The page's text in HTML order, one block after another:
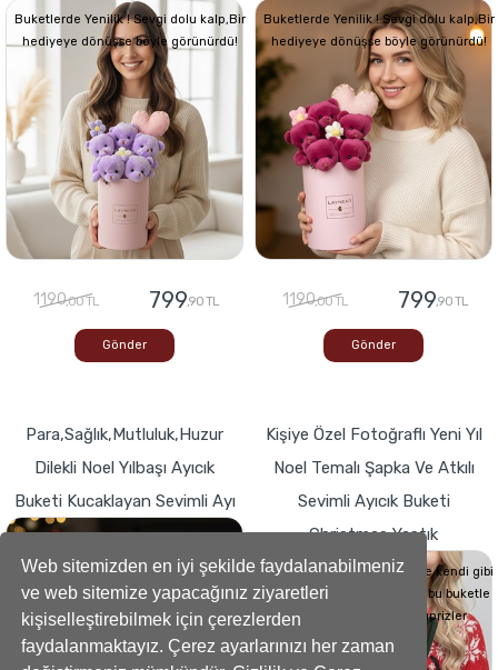
Web sitemizden en iyi şekilde faydalanabilmeniz
ve web sitemize yapacağınız ziyaretleri
kişiselleştirebilmek için çerezlerden
faydalanmaktayız. Çerez ayarlarınızı her zaman
Buketlerde Yenilik ! Sevgi dolu kalp,Bir
hediyeye dönüşse böyle görünürdü!
1190,00 TL 799,90 TL
Gönder
Buketlerde Yenilik ! Sevgi dolu kalp,Bir
hediyeye dönüşse böyle görünürdü!
1190,00 TL 799,90 TL
Gönder
Para,Sağlık,Mutluluk,Huzur
Dilekli Noel Yılbaşı Ayıcık
Buketi Kucaklayan Sevimli Ayı
hediyeye dönüşse böyle görünürdü!
Kişiye Özel Fotoğraflı Yeni Yıl
Noel Temalı Şapka Ve Atkılı
Sevimli Ayıcık Buketi
Christmas Yastık
Sevdiklerinizin Kalplerini de kendi gibi
yumuşacık hale getirecek bu buketle
sevdiklerinize küçük süprizler